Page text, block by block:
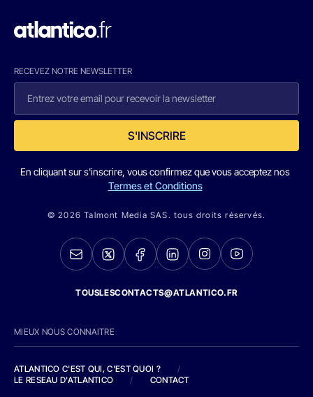
RECEVEZ NOTRE NEWSLETTER
S'INSCRIRE
En cliquant sur s'inscrire, vous confirmez que vous acceptez nos
Termes et Conditions
© 2026 Talmont Media SAS. tous droits réservés.
TOUSLESCONTACTS@ATLANTICO.FR
MIEUX NOUS CONNAITRE
ATLANTICO C'EST QUI, C'EST QUOI ?
/
LE RESEAU D'ATLANTICO
/ CONTACT